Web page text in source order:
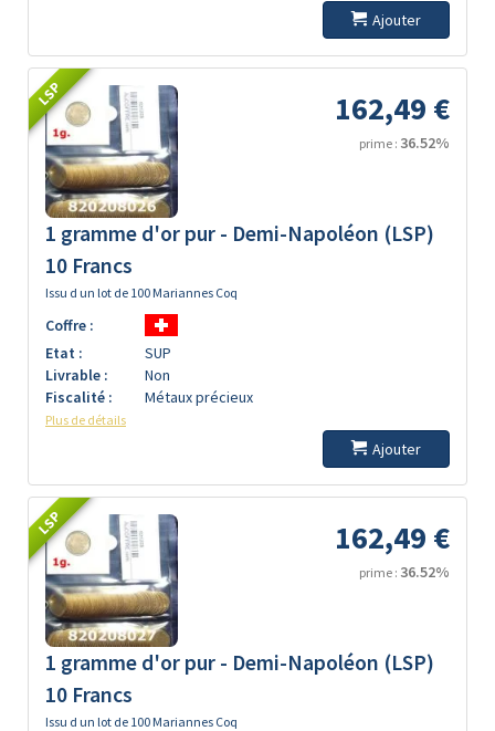
Ajouter
LSP 162,49 €
prime : 36.52%
1 gramme d'or pur - Demi-Napoléon (LSP)
10 Francs
Issu d un lot de 100 Mariannes Coq
Coffre :
Etat :
SUP
Livrable :
Non
Fiscalité :
Métaux précieux
Plus de détails
Ajouter
LSP 162,49 €
prime : 36.52%
1 gramme d'or pur - Demi-Napoléon (LSP)
10 Francs
Issu d un lot de 100 Mariannes Coq